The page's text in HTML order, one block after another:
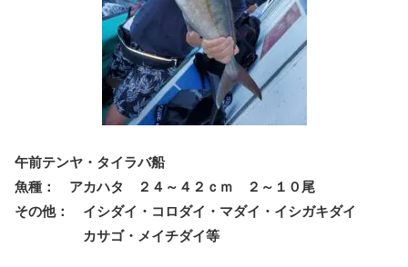
午前テンヤ・タイラバ船
魚種： アカハタ ２４～４２ｃｍ ２～１０尾
その他： イシダイ・コロダイ・マダイ・イシガキダイ
カサゴ・メイチダイ等